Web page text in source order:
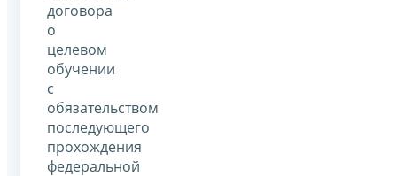
договора
о
целевом
обучении
с
обязательством
последующего
прохождения
федеральной